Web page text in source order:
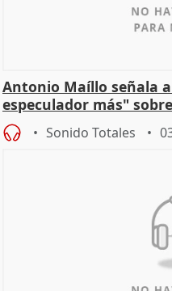
Antonio Maíllo señala
especulador más"
Becerril
Sonido Totales